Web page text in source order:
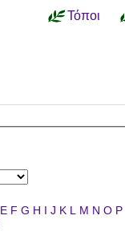
Τόποι
E F G H I J K L M N O P